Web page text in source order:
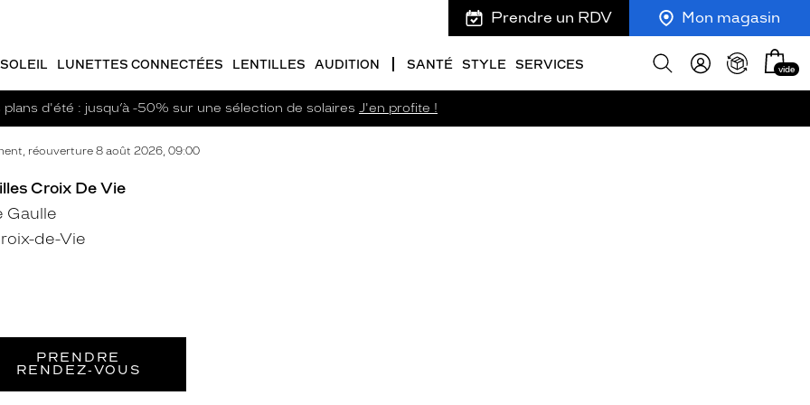
Prendre un RDV Mon magasin
LUNETTES CONNECTÉES LENTILLES AUDITION SANTÉ STYLE SERVICES
Afficher
Mon
panier
vide
plans d'été : jusqu’à -50% sur une sélection de solaires J'en profite !
réouverture 8 août 2026, 09:00
Croix De Vie
Gaulle
de-Vie
PRENDRE
RENDEZ‑VOUS